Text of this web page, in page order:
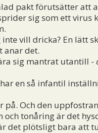
pakt förutsätter att
sig som ett virus
vill dricka? En lätt
anar det.
sig mantrat utantill -
en så infantil
Och den
tonåring är det
det plötsligt bara att